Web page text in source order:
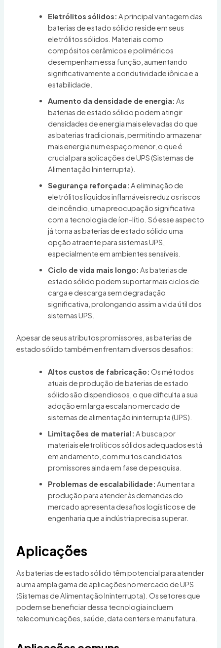
Eletrólitos sólidos: A principal vantagem das
baterias de estado sólido reside em seus
eletrólitos sólidos. Materiais como
compósitos cerâmicos e poliméricos
desempenham essa função, aumentando
significativamente a condutividade iônica e a
estabilidade.
Aumento da densidade de energia: As
baterias de estado sólido podem atingir
densidades de energia mais elevadas do que
as baterias tradicionais, permitindo armazenar
mais energia num espaço menor, o que é
crucial para aplicações de UPS (Sistemas de
Alimentação Ininterrupta).
Segurança reforçada: A eliminação de
eletrólitos líquidos inflamáveis reduz os riscos
de incêndio, uma preocupação significativa
com a tecnologia de íon-lítio. Só esse aspecto
já torna as baterias de estado sólido uma
opção atraente para sistemas UPS,
especialmente em ambientes sensíveis.
Ciclo de vida mais longo: As baterias de
estado sólido podem suportar mais ciclos de
carga e descarga sem degradação
significativa, prolongando assim a vida útil dos
sistemas UPS.
Apesar de seus atributos promissores, as baterias de
estado sólido também enfrentam diversos desafios:
Altos custos de fabricação: Os métodos
atuais de produção de baterias de estado
sólido são dispendiosos, o que dificulta a sua
adoção em larga escala no mercado de
sistemas de alimentação ininterrupta (UPS).
Limitações de material: A busca por
materiais eletrolíticos sólidos adequados está
em andamento, com muitos candidatos
promissores ainda em fase de pesquisa.
Problemas de escalabilidade: Aumentar a
produção para atender às demandas do
mercado apresenta desafios logísticos e de
engenharia que a indústria precisa superar.
Aplicações
As baterias de estado sólido têm potencial para atender
a uma ampla gama de aplicações no mercado de UPS
(Sistemas de Alimentação Ininterrupta). Os setores que
podem se beneficiar dessa tecnologia incluem
telecomunicações, saúde, data centers e manufatura.